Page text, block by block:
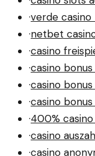
·verde casino
·netbet
·casino
·casino
·casino
·casino
·400%
·casino
·casino